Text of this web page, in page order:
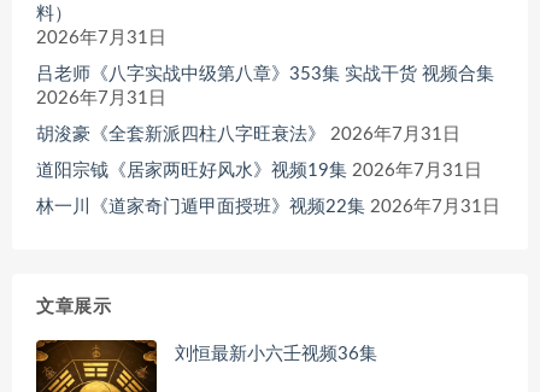
料）
2026年7月31日
吕老师《八字实战中级第八章》353集 实战干货 视频合集
2026年7月31日
胡浚豪《全套新派四柱八字旺衰法》
2026年7月31日
道阳宗钺《居家两旺好风水》视频19集 2026年7月31日
林一川《道家奇门遁甲面授班》视频22集 2026年7月31日
文章展示
刘恒最新小六壬视频36集